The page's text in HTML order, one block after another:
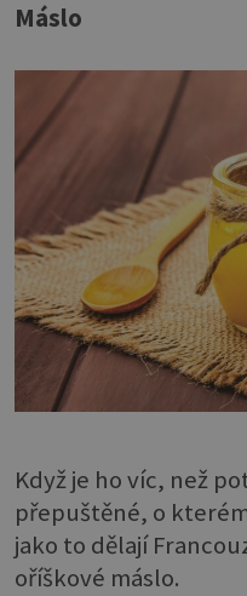
Máslo
Když je ho víc, než
přepuštěné, o
jako to dělají
oříškové máslo.